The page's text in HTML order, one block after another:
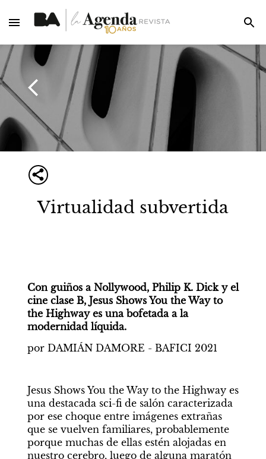
Virtualidad subvertida
Con guiños a Nollywood, Philip K. Dick y el
cine clase B, Jesus Shows You the Way to
the Highway es una bofetada a la
modernidad líquida.
por DAMIÁN DAMORE - BAFICI 2021
Jesus Shows You the Way to the Highway es
una destacada sci-fi de salón caracterizada
por ese choque entre imágenes extrañas
que se vuelven familiares, probablemente
porque muchas de ellas estén alojadas en
nuestro cerebro, luego de alguna maratón